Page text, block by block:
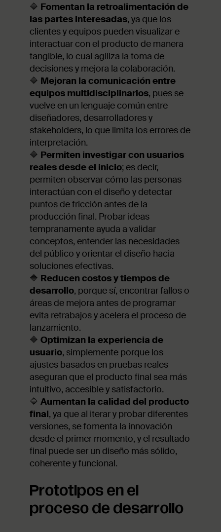
🔷 Fomentan la retroalimentación de
las partes interesadas, ya que los
clientes y equipos pueden visualizar e
interactuar con el producto de manera
tangible, lo cual agiliza la toma de
decisiones y mejora la colaboración.
🔷 Mejoran la comunicación entre
equipos multidisciplinarios, pues se
vuelve en un lenguaje común entre
diseñadores, desarrolladores y
stakeholders, lo que limita los errores de
interpretación.
🔷 Permiten investigar con usuarios
reales desde el inicio; es decir,
permiten observar cómo las personas
interactúan con el diseño y detectar
puntos de fricción antes de la
producción final. Probar ideas
tempranamente ayuda a validar
conceptos, entender las necesidades
del público y orientar el diseño hacia
soluciones efectivas.
🔷 Reducen costos y tiempos de
desarrollo, porque sí, encontrar fallos o
áreas de mejora antes de programar
evita retrabajos y acelera el proceso de
lanzamiento.
🔷 Optimizan la experiencia de
usuario, simplemente porque los
ajustes basados en pruebas reales
aseguran que el producto final sea más
intuitivo, accesible y satisfactorio.
🔷 Aumentan la calidad del producto
final, ya que al iterar y probar diferentes
versiones, se fomenta la innovación
desde el primer momento, y el resultado
final puede ser un diseño más sólido,
coherente y funcional.
Prototipos en el
proceso de desarrollo